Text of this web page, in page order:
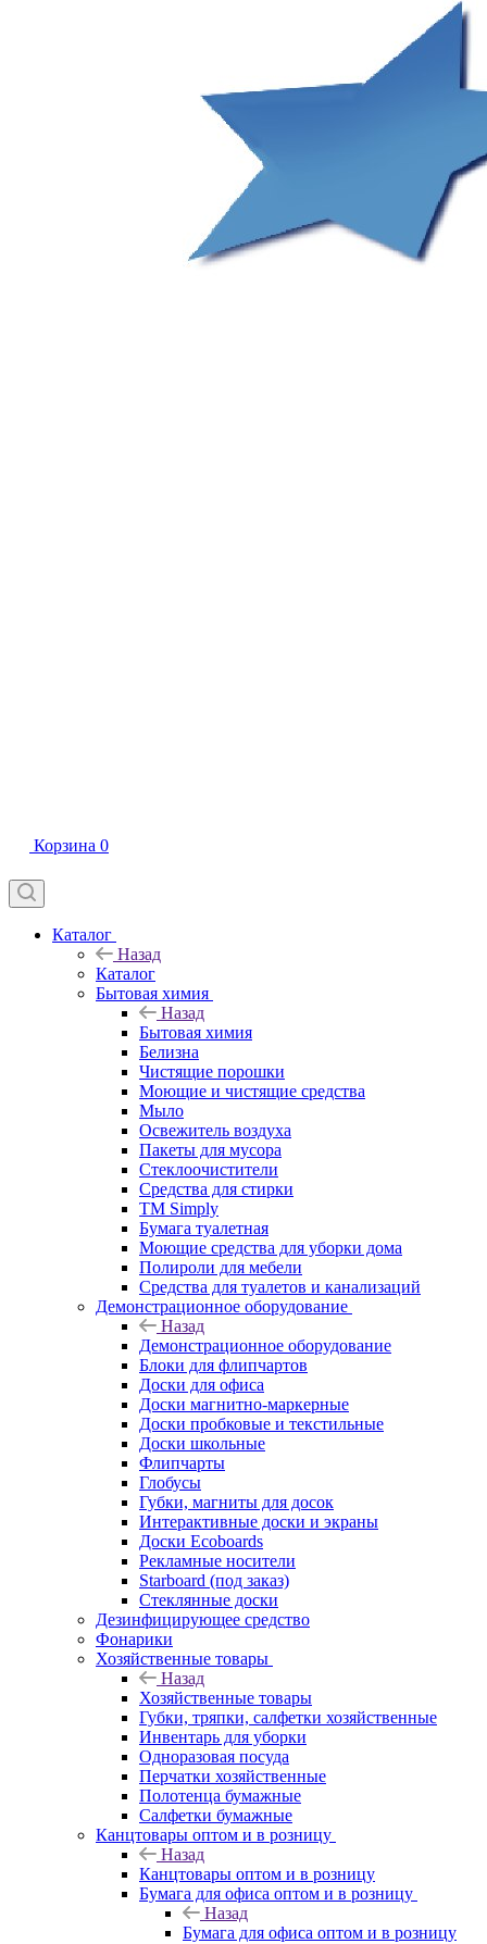
Корзина 0
Каталог
Назад
Каталог
Бытовая химия
Назад
Бытовая химия
Белизна
Чистящие порошки
Моющие и чистящие средства
Мыло
Освежитель воздуха
Пакеты для мусора
Стеклоочистители
Средства для стирки
TM Simply
Бумага туалетная
Моющие средства для уборки дома
Полироли для мебели
Средства для туалетов и канализаций
Демонстрационное оборудование
Назад
Демонстрационное оборудование
Блоки для флипчартов
Доски для офиса
Доски магнитно-маркерные
Доски пробковые и текстильные
Доски школьные
Флипчарты
Глобусы
Губки, магниты для досок
Интерактивные доски и экраны
Доски Ecoboards
Рекламные носители
Starboard (под заказ)
Стеклянные доски
Дезинфицирующее средство
Фонарики
Хозяйственные товары
Назад
Хозяйственные товары
Губки, тряпки, салфетки хозяйственные
Инвентарь для уборки
Одноразовая посуда
Перчатки хозяйственные
Полотенца бумажные
Салфетки бумажные
Канцтовары оптом и в розницу
Назад
Канцтовары оптом и в розницу
Бумага для офиса оптом и в розницу
Назад
Бумага для офиса оптом и в розницу